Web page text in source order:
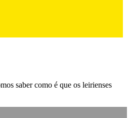
saber como é que os leirienses